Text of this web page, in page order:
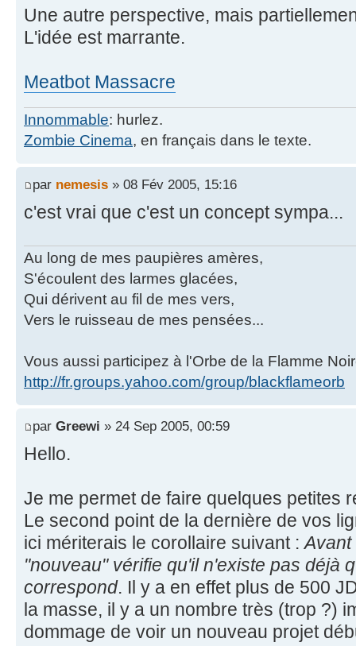
Une autre perspective, mais
L'idée est marrante.
Meatbot Massacre
Innommable: hurlez.
Zombie Cinema, en français dans le texte.
par nemesis » 08 Fév 2005, 15:16
c'est vrai que c'est un concept sympa...
Au long de mes paupières amères,
S'écoulent des larmes glacées,
Qui dérivent au fil de mes vers,
Vers le ruisseau de mes pensées...
Vous aussi participez à l'Orbe de la Flamme
http://fr.groups.yahoo.com/group/blackflameorb
par Greewi » 24 Sep 2005, 00:59
Hello.
Je me permet de faire quelques petites
Le second point de la dernière de vos
ici mériterais le corollaire suivant :
"nouveau" vérifie qu'il n'existe pas déjà
correspond. Il y a en effet plus de 500
la masse, il y a un nombre très (trop ?)
dommage de voir un nouveau projet